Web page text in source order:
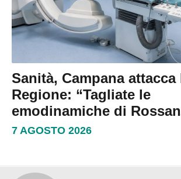
Sanità, Campana attacca
Regione: “Tagliate le
emodinamiche di
7 AGOSTO 2026